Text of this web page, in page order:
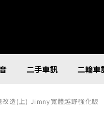
二手車訊 二輪車
造(上) Jimny寬體越野強化版